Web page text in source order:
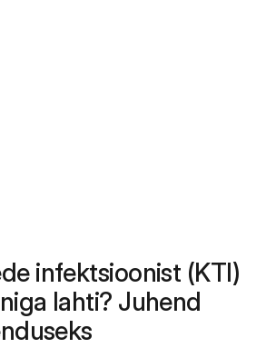
infektsioonist (KTI)
lahti? Juhend